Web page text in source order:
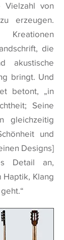
Vielzahl von
erzeugen.
Kreationen
die
akustische
bringt. Und
betont, „in
Seine
gleichzeitig
und
Designs]
Detail an,
Haptik, Klang